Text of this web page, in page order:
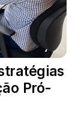
Pró-